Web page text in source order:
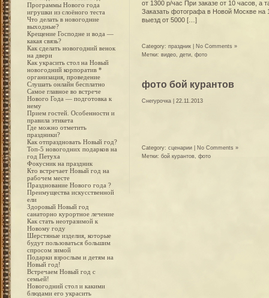
Программы Нового года
игрушки из слоёного теста
Что делать в новогодние
выходные?
Крещение Господне и вода —
какая связь?
Как сделать новогодний венок
на двери
Как украсить стол на Новый
новогодний корпоратив *
организация, проведение
Слушать онлайн бесплатно
Самое главное во встрече
Нового Года — подготовка к
нему
Прием гостей. Особенности и
правила этикета
Где можно отметить
праздники?
Как отпраздновать Новый год?
Топ-5 новогодних подарков на
год Петуха
Фокусник на праздник
Кто встречает Новый год на
рабочем месте
Празднование Нового года ?
Преимущества искусственной
ели
Здоровый Новый год
санаторно курортное лечение
Как стать неотразимой к
Новому году
Шерстяные изделия, которые
будут пользоваться большим
спросом зимой
Подарки взрослым и детям на
Новый год!
Встречаем Новый год с
семьей!
Новогодний стол и какими
блюдами его украсить
от 1300 р/час При заказе от 10 часов, а
Заказать фотографа в Новой Москве
выезд от 5000 […]
Category: праздник
No Comments »
Метки: видео, дети, фото
фото бой курантов
Снегурочка | 22.11.2013
Category: сценарии
No Comments »
Метки: бой курантов, фото